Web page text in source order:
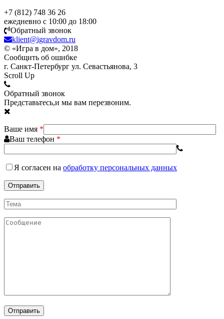
+7 (812) 748 36 26
ежедневно с 10:00 до 18:00
Обратный звонок
klient@igravdom.ru
© «Игра в дом», 2018
Сообщить об ошибке
г. Санкт-Петербург ул. Севастьянова, 3
Scroll Up
Обратный звонок
Представьтесь,и мы вам перезвоним.
Ваше имя *
Ваш телефон *
Я согласен на обработку персональных данных